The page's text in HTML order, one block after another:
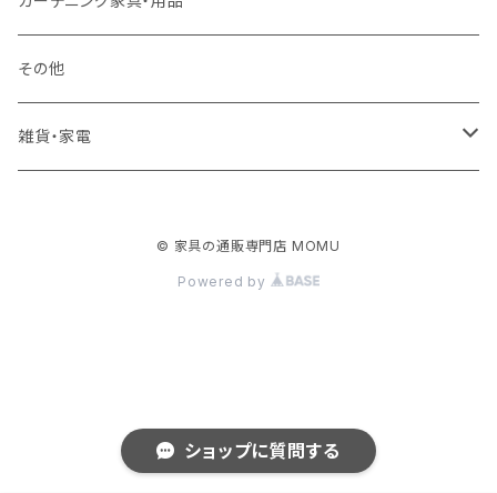
ショップに質問する
二段ベッド
マットレス
TVボード
キャビネット・飾り棚
その他
雑貨・家電
© 家具の通販専門店 MOMU
Powered by